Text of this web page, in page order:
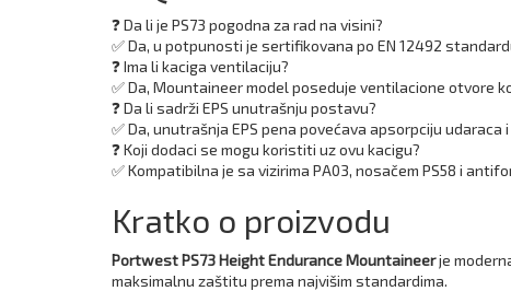
❓ Da li je PS73 pogodna za rad na visini?
✅ Da, u potpunosti je sertifikovana po EN 12492
❓ Ima li kaciga ventilaciju?
✅ Da, Mountaineer model poseduje ventilacione otvore
❓ Da li sadrži EPS unutrašnju postavu?
✅ Da, unutrašnja EPS pena povećava apsorpciju udaraca
❓ Koji dodaci se mogu koristiti uz ovu kacigu?
✅ Kompatibilna je sa vizirima PA03, nosačem PS58 i
Kratko o proizvodu
Portwest PS73 Height Endurance Mountaineerje
maksimalnu zaštitu prema najvišim standardima.